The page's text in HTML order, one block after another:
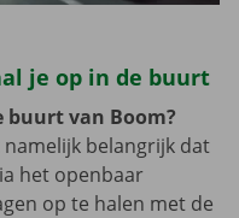
je op in de buurt
buurt van Boom?
belangrijk dat
het openbaar
op te halen met de